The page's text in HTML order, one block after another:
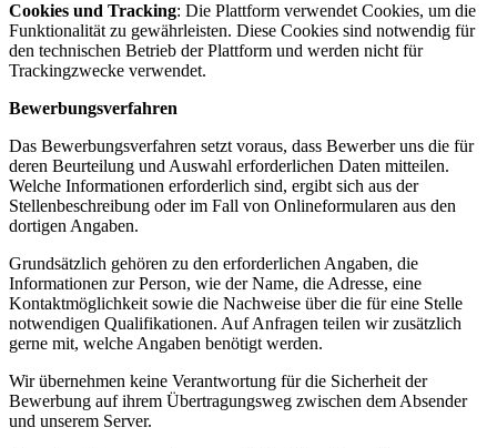
Cookies und Tracking: Die Plattform verwendet Cookies, um die
Funktionalität zu gewährleisten. Diese Cookies sind notwendig für
den technischen Betrieb der Plattform und werden nicht für
Trackingzwecke verwendet.
Bewerbungsverfahren
Das Bewerbungsverfahren setzt voraus, dass Bewerber uns die für
deren Beurteilung und Auswahl erforderlichen Daten mitteilen.
Welche Informationen erforderlich sind, ergibt sich aus der
Stellenbeschreibung oder im Fall von Onlineformularen aus den
dortigen Angaben.
Grundsätzlich gehören zu den erforderlichen Angaben, die
Informationen zur Person, wie der Name, die Adresse, eine
Kontaktmöglichkeit sowie die Nachweise über die für eine Stelle
notwendigen Qualifikationen. Auf Anfragen teilen wir zusätzlich
gerne mit, welche Angaben benötigt werden.
Wir übernehmen keine Verantwortung für die Sicherheit der
Bewerbung auf ihrem Übertragungsweg zwischen dem Absender
und unserem Server.